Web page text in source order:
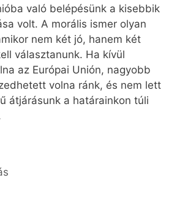
való belépésünk a kisebbik
volt. A morális ismer olyan
nem két jó, hanem két
választanunk. Ha kívül
az Európai Unión, nagyobb
volna ránk, és nem lett
átjárásunk a határainkon túli